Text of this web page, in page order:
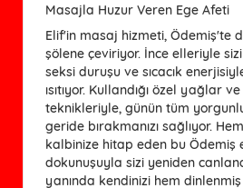
Masajla Huzur Veren Ege Afeti
Elif'in masaj hizmeti, Ödemiş'te
şölene çeviriyor. İnce elleriyle
seksi duruşu ve sıcacık
ısıtıyor. Kullandığı özel yağlar
teknikleriyle, günün tüm
geride bırakmanızı sağlıyor.
kalbinize hitap eden bu Ödemiş
dokunuşuyla sizi yeniden
yanında kendinizi hem